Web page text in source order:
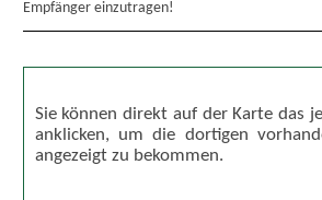
Empfänger einzutragen!
Sie können direkt auf der Karte das
anklicken, um die dortigen
angezeigt zu bekommen.